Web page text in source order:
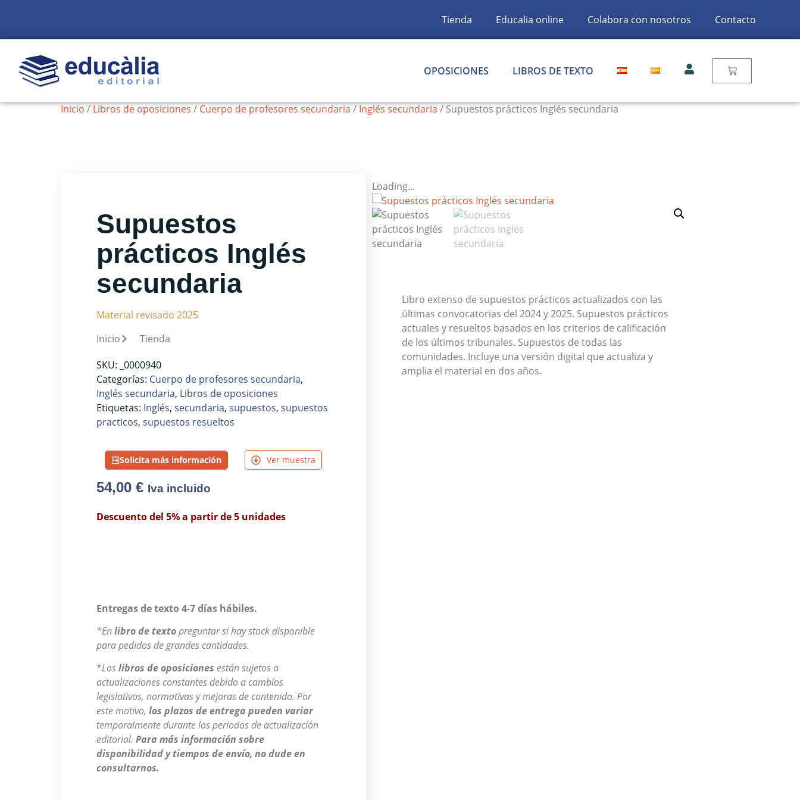
Tienda Educalia online Colabora con nosotros Contacto
OPOSICIONES LIBROS DE TEXTO
Inicio/Libros de oposiciones/Cuerpo de profesores secundaria/Inglés secundaria/ Supuestos prácticos Inglés secundaria
Supuestos
prácticos Inglés
secundaria
Material revisado 2025
Inicio
Tienda
SKU: _0000940
Categorías: Cuerpo de profesores secundaria,
Inglés secundaria, Libros de oposiciones
Etiquetas: Inglés, secundaria, supuestos, supuestos
practicos, supuestos resueltos
Solicita más información Ver muestra
54,00 € Iva incluido
Descuento del 5% a partir de 5 unidades
Entregas de texto 4-7 días hábiles.
*Enlibro de textopreguntar si hay stock disponible
para pedidos de grandes cantidades.
*Loslibros de oposiciones están sujetos a
actualizaciones constantes debido a cambios
legislativos, normativas y mejoras de contenido. Por
este motivo, los plazos de entrega pueden variar
temporalmente durante los periodos de actualización
editorial. Para más información sobre
disponibilidad y tiempos de envío, no dude en
consultarnos.
Loading...
Libro extenso de supuestos prácticos actualizados con las
últimas convocatorias del 2024 y 2025. Supuestos prácticos
actuales y resueltos basados en los criterios de calificación
de los últimos tribunales. Supuestos de todas las
comunidades. Incluye una versión digital que actualiza y
amplia el material en dos años.